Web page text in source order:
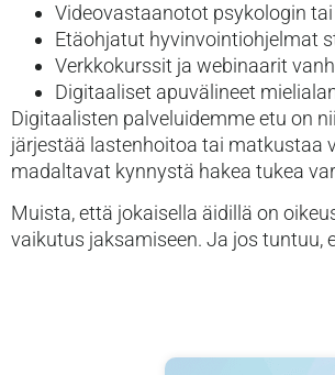
Videovastaanotot psykologin
Etäohjatut hyvinvointiohjelmat
Verkkokurssit ja webinaarit
Digitaaliset apuvälineet
Digitaalisten palveluidemme etu on
järjestää lastenhoitoa tai matkustaa
madaltavat kynnystä hakea tukea
Muista, että jokaisella äidillä on
vaikutus jaksamiseen. Ja jos tuntuu,